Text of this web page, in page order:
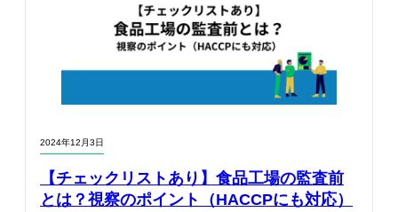
2024年12月3日
【チェックリストあり】食品工場の監査前
とは？視察のポイント（HACCPにも対応）